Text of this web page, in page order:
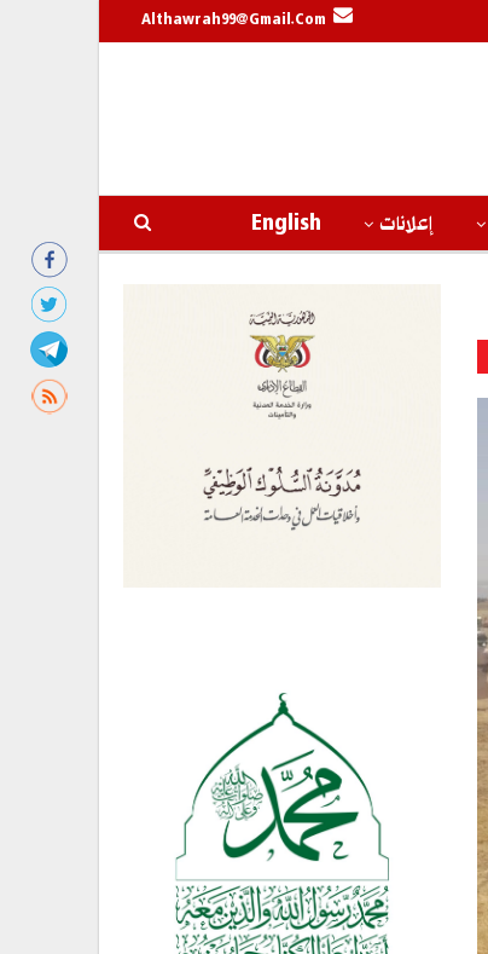
Althawrah99@gmail.com
إعلانات English